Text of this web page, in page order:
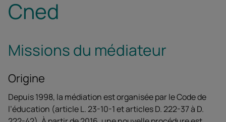
Cned
Missions du médiateur
Origine
Depuis 1998, la médiation est organisée par le Code de
l’éducation (article L. 23-10-1 et articles D. 222-37 à D.